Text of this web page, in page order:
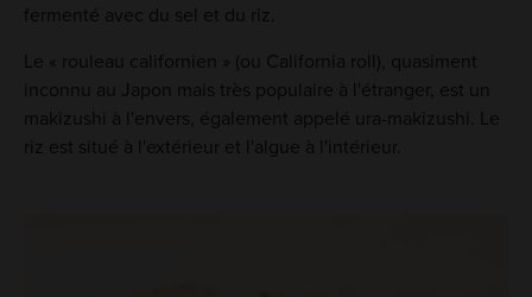
fermenté avec du sel et du riz.
Le « rouleau californien » (ou California roll), quasiment
inconnu au Japon mais très populaire à l'étranger, est un
makizushi à l'envers, également appelé ura-makizushi. Le
riz est situé à l'extérieur et l'algue à l'intérieur.